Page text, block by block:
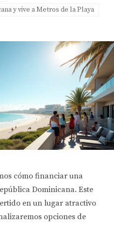
y vive a Metros de la Playa
cómo financiar una
Dominicana. Este
en un lugar atractivo
opciones de